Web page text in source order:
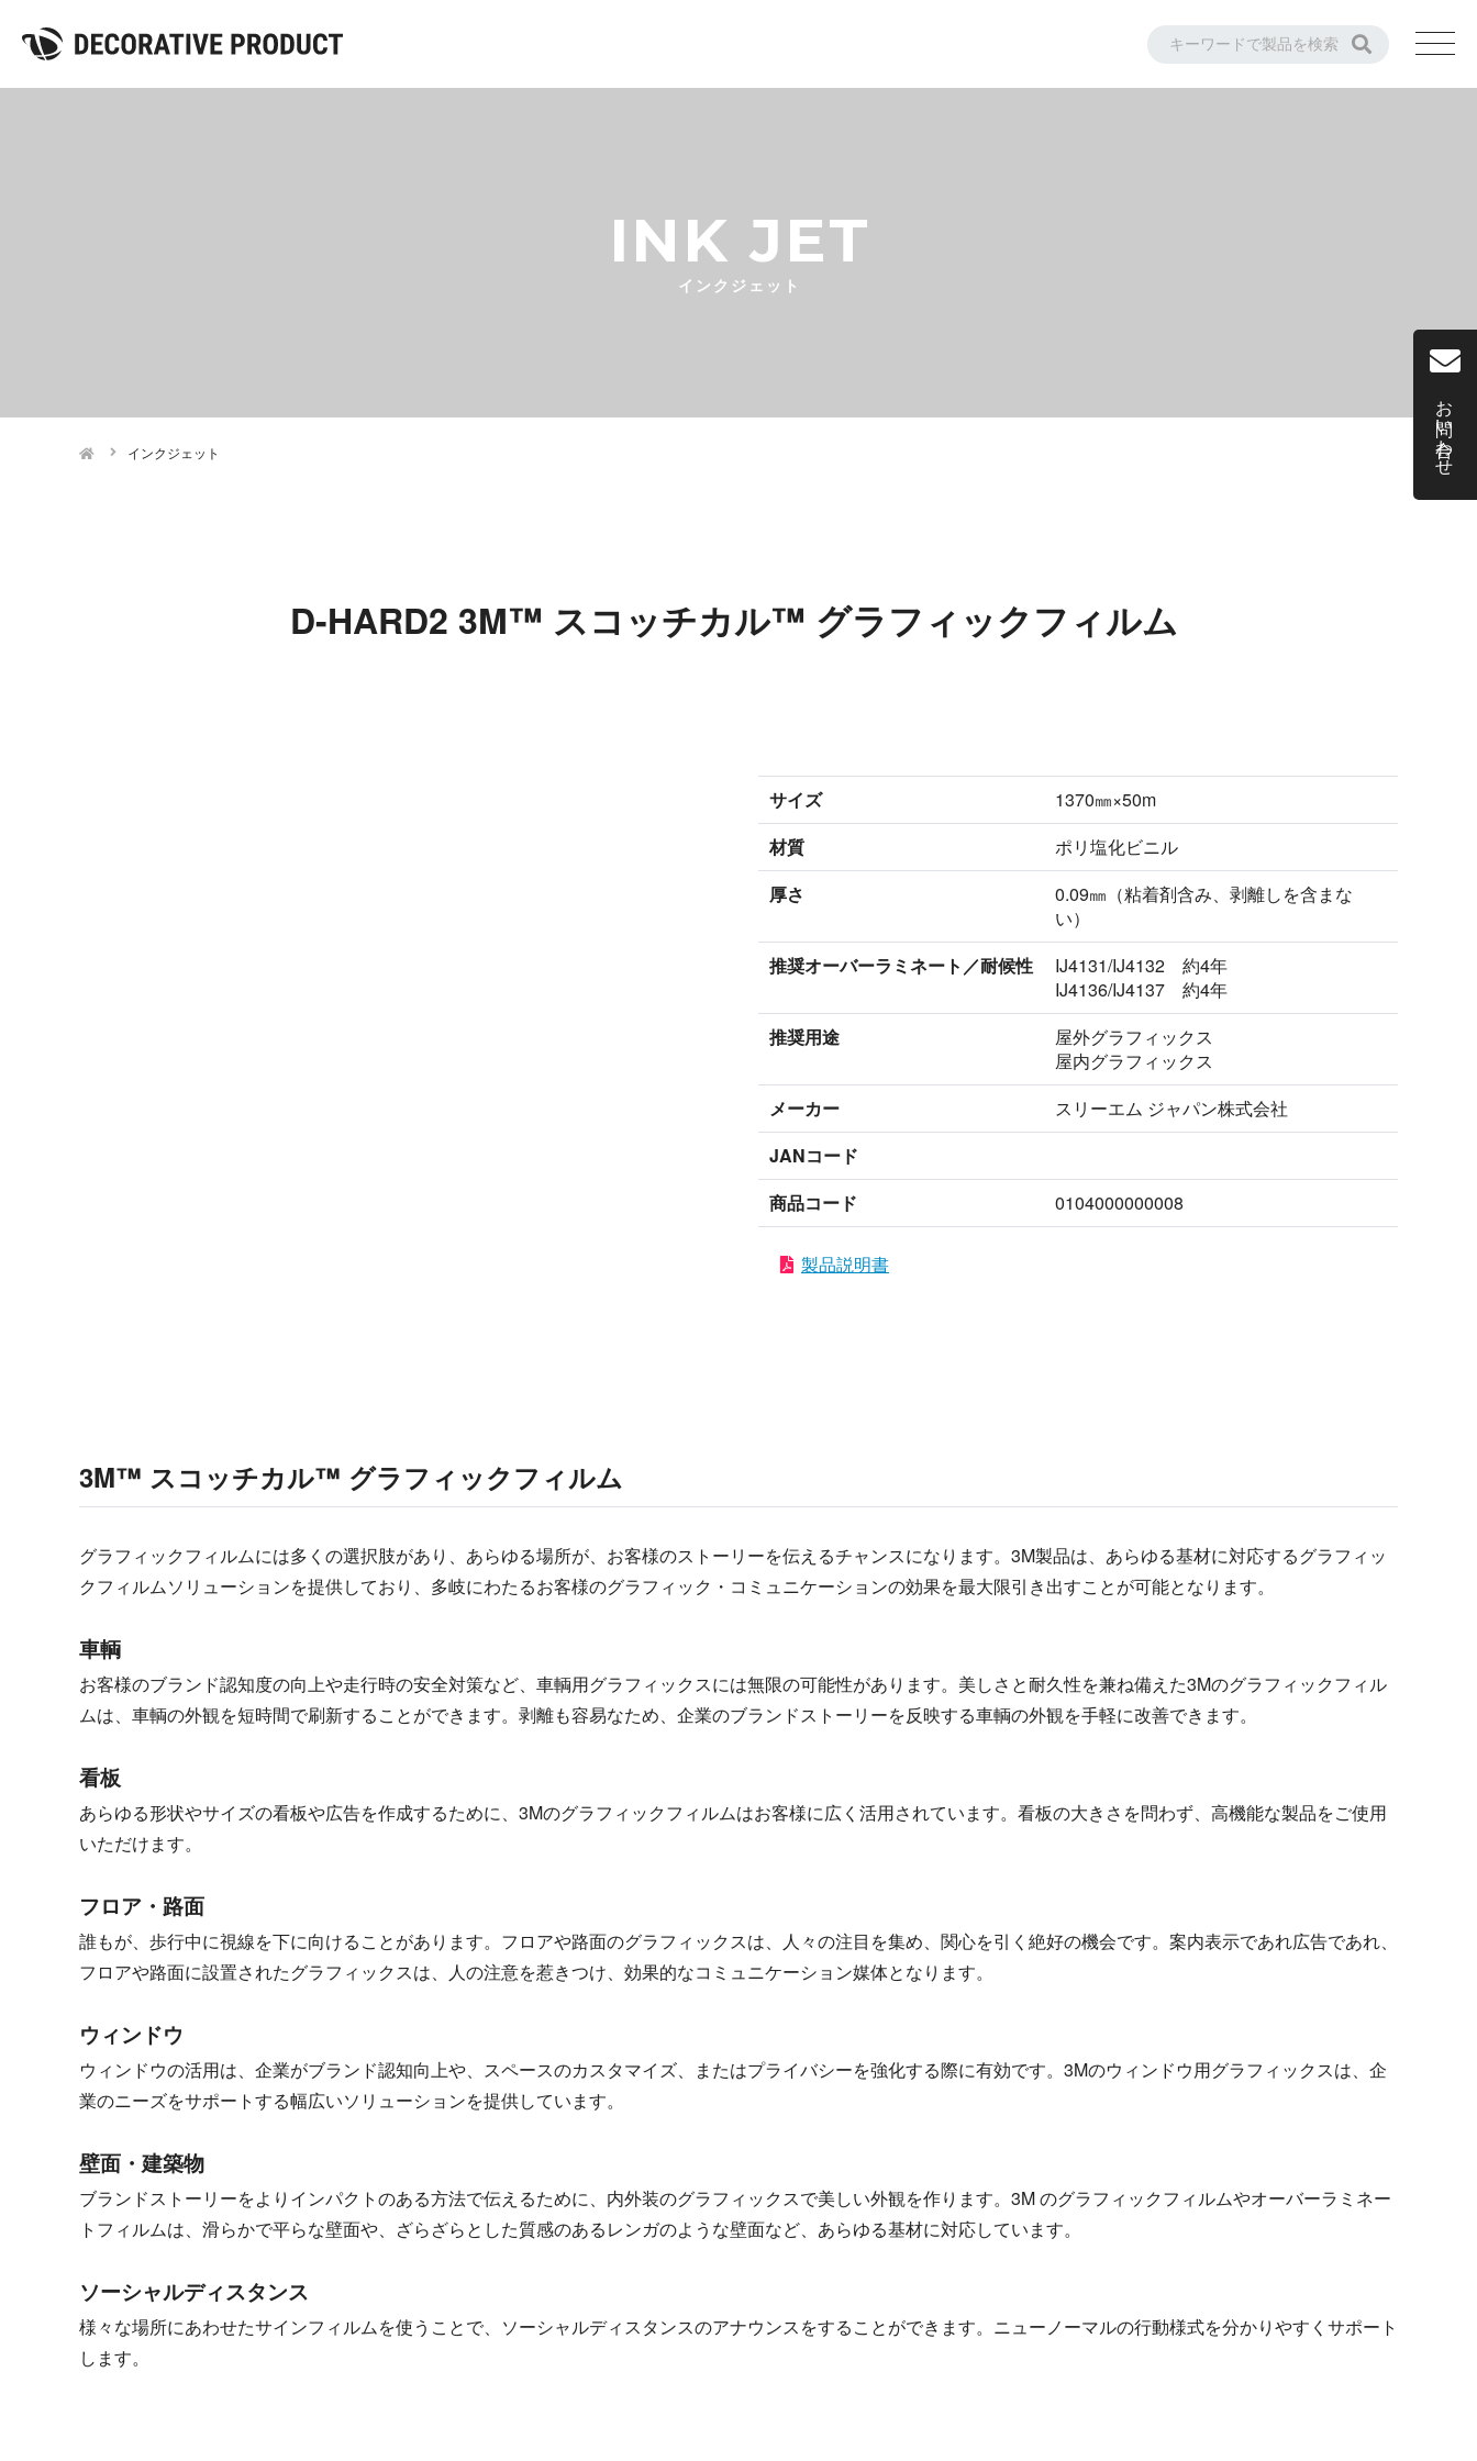
INK JET
インクジェット
インクジェット
D-HARD2 3M™ スコッチカル™ グラフィックフィルム
サイズ
1370㎜×50m
材質
ポリ塩化ビニル
厚さ
0.09㎜（粘着剤含み、剥離しを含まな
い）
推奨オーバーラミネート／耐候性
IJ4131/IJ4132 約4年
IJ4136/IJ4137 約4年
推奨用途
屋外グラフィックス
屋内グラフィックス
メーカー
スリーエム ジャパン株式会社
JANコード
商品コード
0104000000008
製品説明書
3M™ スコッチカル™ グラフィックフィルム
グラフィックフィルムには多くの選択肢があり、あらゆる場所が、お客様のストーリーを伝えるチャンスになります。3M製品は、あらゆる基材に対応するグラフィッ
クフィルムソリューションを提供しており、多岐にわたるお客様のグラフィック・コミュニケーションの効果を最大限引き出すことが可能となります。
車輌
お客様のブランド認知度の向上や走行時の安全対策など、車輌用グラフィックスには無限の可能性があります。美しさと耐久性を兼ね備えた3Mのグラフィックフィル
ムは、車輌の外観を短時間で刷新することができます。剥離も容易なため、企業のブランドストーリーを反映する車輌の外観を手軽に改善できます。
看板
あらゆる形状やサイズの看板や広告を作成するために、3Mのグラフィックフィルムはお客様に広く活用されています。看板の大きさを問わず、高機能な製品をご使用
いただけます。
フロア・路面
誰もが、歩行中に視線を下に向けることがあります。フロアや路面のグラフィックスは、人々の注目を集め、関心を引く絶好の機会です。案内表示であれ広告であれ、
フロアや路面に設置されたグラフィックスは、人の注意を惹きつけ、効果的なコミュニケーション媒体となります。
ウィンドウ
ウィンドウの活用は、企業がブランド認知向上や、スペースのカスタマイズ、またはプライバシーを強化する際に有効です。3Mのウィンドウ用グラフィックスは、企
業のニーズをサポートする幅広いソリューションを提供しています。
壁面・建築物
ブランドストーリーをよりインパクトのある方法で伝えるために、内外装のグラフィックスで美しい外観を作ります。3M のグラフィックフィルムやオーバーラミネー
トフィルムは、滑らかで平らな壁面や、ざらざらとした質感のあるレンガのような壁面など、あらゆる基材に対応しています。
ソーシャルディスタンス
様々な場所にあわせたサインフィルムを使うことで、ソーシャルディスタンスのアナウンスをすることができます。ニューノーマルの行動様式を分かりやすくサポート
します。
お問い合わせ